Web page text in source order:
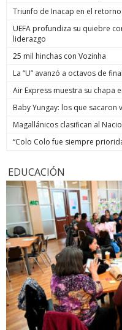
Triunfo de Inacap en el retorno
UEFA profundiza su quiebre
liderazgo
25 mil hinchas con Vozinha
La “U” avanzó a octavos de
Air Express muestra su chapa
Baby Yungay: los que
Magallánicos clasifican al
“Colo Colo fue siempre
EDUCACIÓN